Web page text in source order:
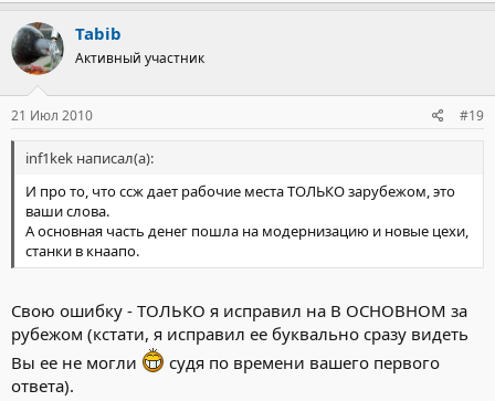
Tabib
Активный участник
21 Июл 2010 #19
inf1kek написал(а):
И про то, что ссж дает рабочие места ТОЛЬКО зарубежом, это
ваши слова.
А основная часть денег пошла на модернизацию и новые цехи,
станки в кнаапо.
Свою ошибку - ТОЛЬКО я исправил на В ОСНОВНОМ за
рубежом (кстати, я исправил ее буквально сразу видеть
Вы ее не могли
судя по времени вашего первого
ответа).